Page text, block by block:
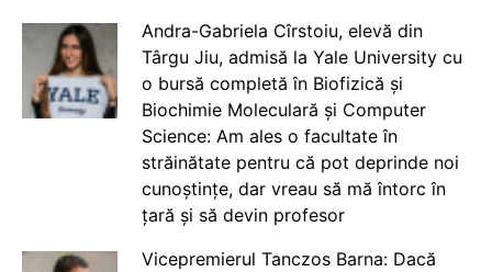
Andra-Gabriela Cîrstoiu, elevă din
Târgu Jiu, admisă la Yale University cu
o bursă completă în Biofizică și
Biochimie Moleculară și Computer
Science: Am ales o facultate în
străinătate pentru că pot deprinde noi
cunoștințe, dar vreau să mă întorc în
țară și să devin profesor
Vicepremierul Tanczos Barna: Dacă